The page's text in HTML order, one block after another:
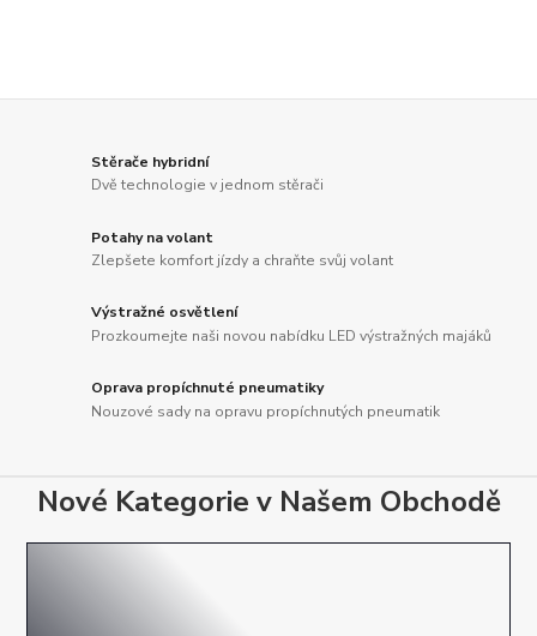
Stěrače hybridní
Dvě technologie v jednom stěrači
Potahy na volant
Zlepšete komfort jízdy a chraňte svůj volant
Výstražné osvětlení
Prozkoumejte naši novou nabídku LED výstražných majáků
Oprava propíchnuté pneumatiky
Nouzové sady na opravu propíchnutých pneumatik
Nové Kategorie v Našem Obchodě